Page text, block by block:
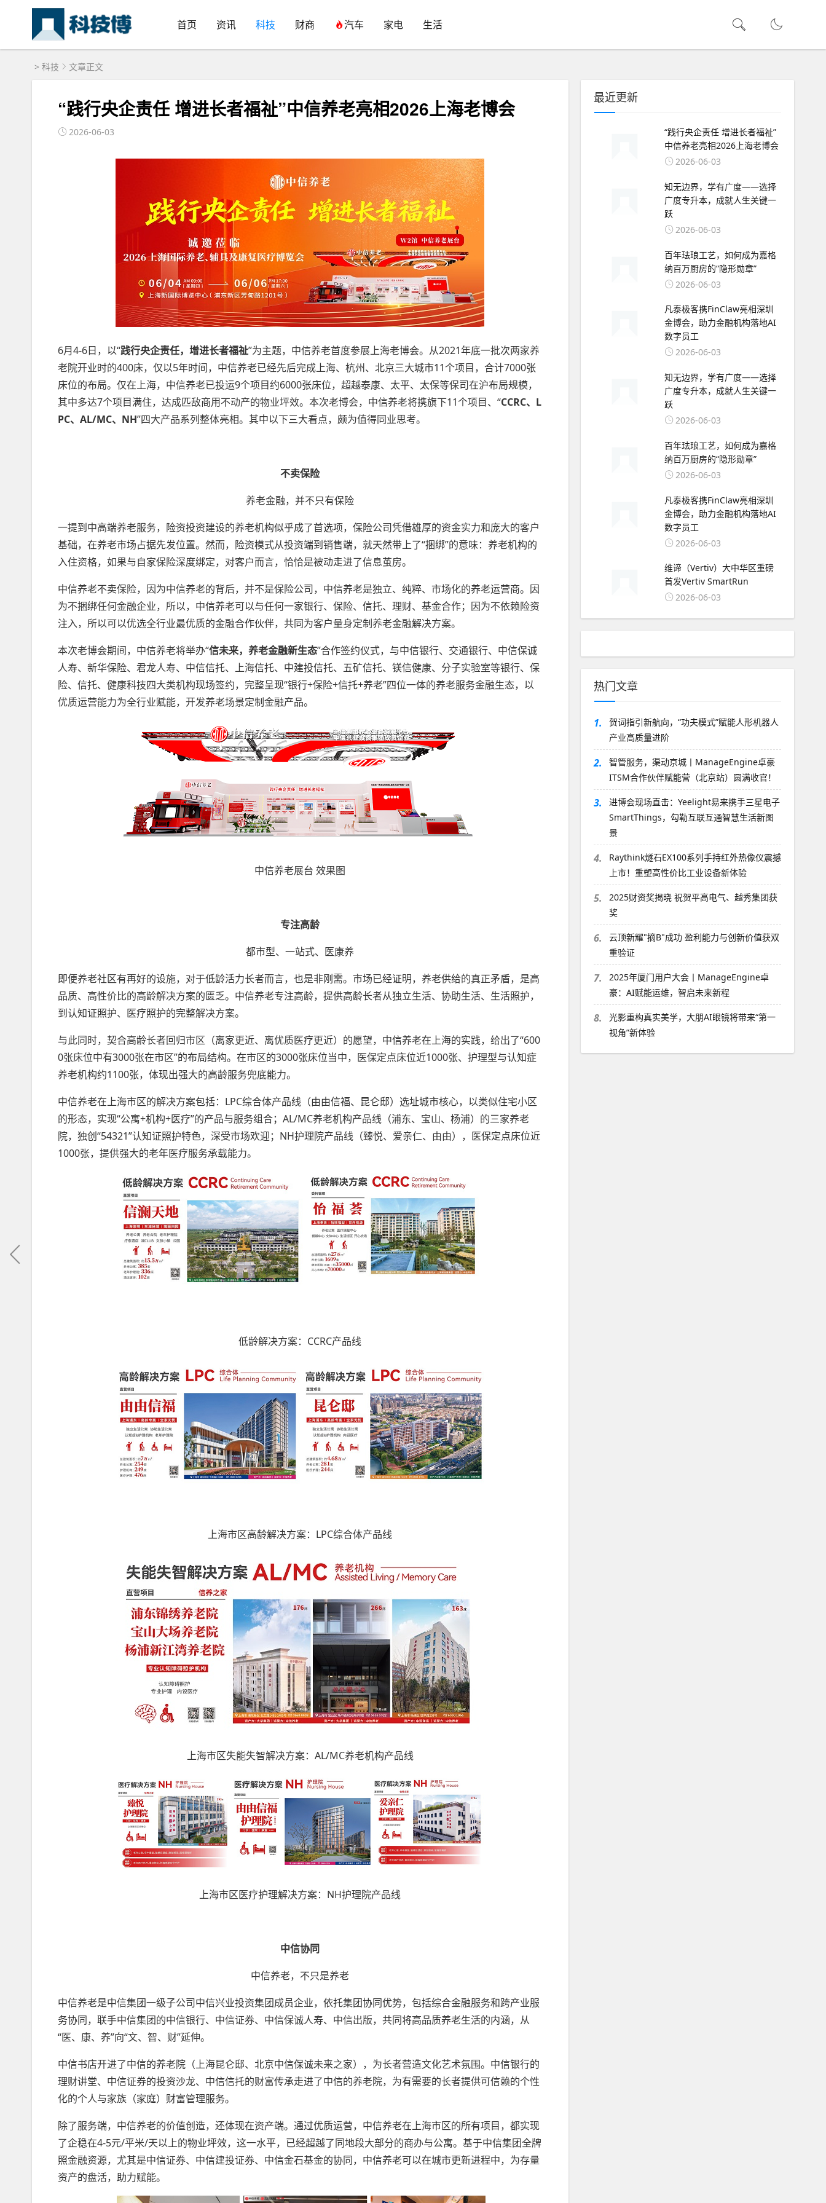
首页 资讯 科技 财商 汽车 家电 生活
> 科技 文章正文
“践行央企责任 增进长者福祉”中信养老亮相2026上海老博会
2026-06-03
6月4-6日，以“践行央企责任，增进长者福祉”为主题，中信养老首度参展上海老博会。从2021年底一批次两家养
老院开业时的400床，仅以5年时间，中信养老已经先后完成上海、杭州、北京三大城市11个项目，合计7000张
床位的布局。仅在上海，中信养老已投运9个项目约6000张床位，超越泰康、太平、太保等保司在沪布局规模，
其中多达7个项目满住，达成匹敌商用不动产的物业坪效。本次老博会，中信养老将携旗下11个项目、“CCRC、L
PC、AL/MC、NH”四大产品系列整体亮相。其中以下三大看点，颇为值得同业思考。
不卖保险
养老金融，并不只有保险
一提到中高端养老服务，险资投资建设的养老机构似乎成了首选项，保险公司凭借雄厚的资金实力和庞大的客户
基础，在养老市场占据先发位置。然而，险资模式从投资端到销售端，就天然带上了“捆绑”的意味：养老机构的
入住资格，如果与自家保险深度绑定，对客户而言，恰恰是被动走进了信息茧房。
中信养老不卖保险，因为中信养老的背后，并不是保险公司，中信养老是独立、纯粹、市场化的养老运营商。因
为不捆绑任何金融企业，所以，中信养老可以与任何一家银行、保险、信托、理财、基金合作；因为不依赖险资
注入，所以可以优选全行业最优质的金融合作伙伴，共同为客户量身定制养老金融解决方案。
本次老博会期间，中信养老将举办“信未来，养老金融新生态”合作签约仪式，与中信银行、交通银行、中信保诚
人寿、新华保险、君龙人寿、中信信托、上海信托、中建投信托、五矿信托、镁信健康、分子实验室等银行、保
险、信托、健康科技四大类机构现场签约，完整呈现“银行+保险+信托+养老”四位一体的养老服务金融生态，以
优质运营能力为全行业赋能，开发养老场景定制金融产品。
中信养老展台 效果图
专注高龄
都市型、一站式、医康养
即便养老社区有再好的设施，对于低龄活力长者而言，也是非刚需。市场已经证明，养老供给的真正矛盾，是高
品质、高性价比的高龄解决方案的匮乏。中信养老专注高龄，提供高龄长者从独立生活、协助生活、生活照护，
到认知证照护、医疗照护的完整解决方案。
与此同时，契合高龄长者回归市区（离家更近、离优质医疗更近）的愿望，中信养老在上海的实践，给出了“600
0张床位中有3000张在市区”的布局结构。在市区的3000张床位当中，医保定点床位近1000张、护理型与认知症
养老机构约1100张，体现出强大的高龄服务兜底能力。
中信养老在上海市区的解决方案包括：LPC综合体产品线（由由信福、昆仑邸）选址城市核心，以类似住宅小区
的形态，实现“公寓+机构+医疗”的产品与服务组合；AL/MC养老机构产品线（浦东、宝山、杨浦）的三家养老
院，独创“54321”认知证照护特色，深受市场欢迎；NH护理院产品线（臻悦、爱亲仁、由由），医保定点床位近
1000张，提供强大的老年医疗服务承载能力。
低龄解决方案：CCRC产品线
上海市区高龄解决方案：LPC综合体产品线
上海市区失能失智解决方案：AL/MC养老机构产品线
上海市区医疗护理解决方案：NH护理院产品线
中信协同
中信养老，不只是养老
中信养老是中信集团一级子公司中信兴业投资集团成员企业，依托集团协同优势，包括综合金融服务和跨产业服
务协同，联手中信集团的中信银行、中信证券、中信保诚人寿、中信出版，共同将高品质养老生活的内涵，从
“医、康、养”向“文、智、财”延伸。
中信书店开进了中信的养老院（上海昆仑邸、北京中信保诚未来之家），为长者营造文化艺术氛围。中信银行的
理财讲堂、中信证券的投资沙龙、中信信托的财富传承走进了中信的养老院，为有需要的长者提供可信赖的个性
化的个人与家族（家庭）财富管理服务。
除了服务端，中信养老的价值创造，还体现在资产端。通过优质运营，中信养老在上海市区的所有项目，都实现
了企稳在4-5元/平米/天以上的物业坪效，这一水平，已经超越了同地段大部分的商办与公寓。基于中信集团全牌
照金融资源，尤其是中信证券、中信建投证券、中信金石基金的协同，中信养老可以在城市更新进程中，为存量
资产的盘活，助力赋能。
最近更新
“践行央企责任 增进长者福祉”
中信养老亮相2026上海老博会
2026-06-03
知无边界，学有广度——选择
广度专升本，成就人生关键一
跃
2026-06-03
百年珐琅工艺，如何成为嘉格
纳百万厨房的“隐形勋章”
2026-06-03
凡泰极客携FinClaw亮相深圳
金博会，助力金融机构落地AI
数字员工
2026-06-03
知无边界，学有广度——选择
广度专升本，成就人生关键一
跃
2026-06-03
百年珐琅工艺，如何成为嘉格
纳百万厨房的“隐形勋章”
2026-06-03
凡泰极客携FinClaw亮相深圳
金博会，助力金融机构落地AI
数字员工
2026-06-03
维谛（Vertiv）大中华区重磅
首发Vertiv SmartRun
2026-06-03
热门文章
1.
贺词指引新航向，“功夫模式”赋能人形机器人
产业高质量进阶
2.
智管服务，渠动京城丨ManageEngine卓豪
ITSM合作伙伴赋能营（北京站）圆满收官！
3.
进博会现场直击：Yeelight易来携手三星电子
SmartThings，勾勒互联互通智慧生活新图
景
4.
Raythink燧石EX100系列手持红外热像仪震撼
上市！重塑高性价比工业设备新体验
5.
2025财资奖揭晓 祝贺平高电气、越秀集团获
奖
6.
云顶新耀"摘B"成功 盈利能力与创新价值获双
重验证
7.
2025年厦门用户大会丨ManageEngine卓
豪：AI赋能运维，智启未来新程
8.
光影重构真实美学，大朋AI眼镜将带来“第一
视角”新体验